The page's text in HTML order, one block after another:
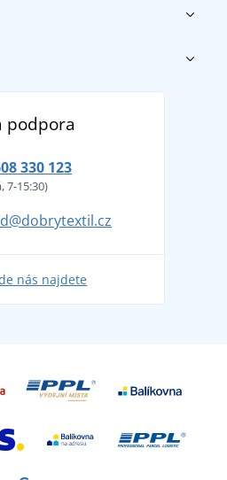
+
organizace
balením aneb připravte
pohodové léto
podpora
330 123
7-15:30)
nás najdete